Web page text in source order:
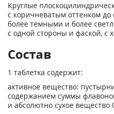
Круглые
с коричневатым оттенком до
более темными и более
с одной стороны и фаской, с
Состав
1 таблетка содержит:
активное вещество:
содержанием суммы
и абсолютно сухое вещество